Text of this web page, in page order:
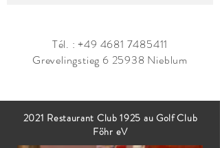
Tél. :+49 4681 7485411
Grevelingstieg 6 25938 Nieblum
2021 Restaurant Club 1925 au Golf Club
Föhr eV